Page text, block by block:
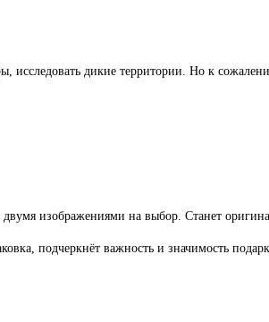
исследовать дикие территории. Но к
изображениями на выбор. Станет
подчеркнёт важность и значимость